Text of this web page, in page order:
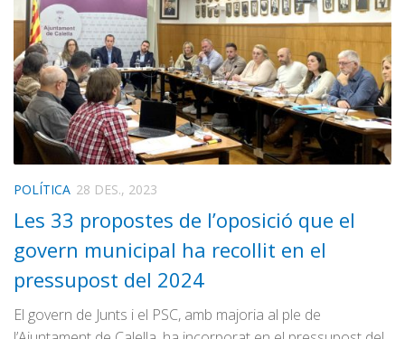
POLÍTICA 28 DES., 2023
Les 33 propostes de l’oposició que el
govern municipal ha recollit en el
pressupost del 2024
El govern de Junts i el PSC, amb majoria al ple de